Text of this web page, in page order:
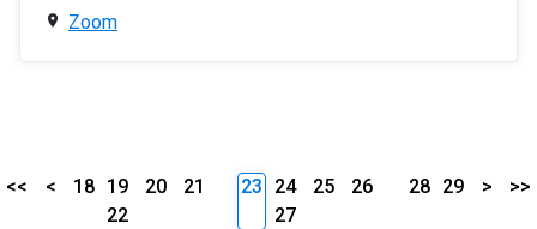
Zoom
<< < 18 19 20
21
22
23 24 25
26
27
28 29 > >>